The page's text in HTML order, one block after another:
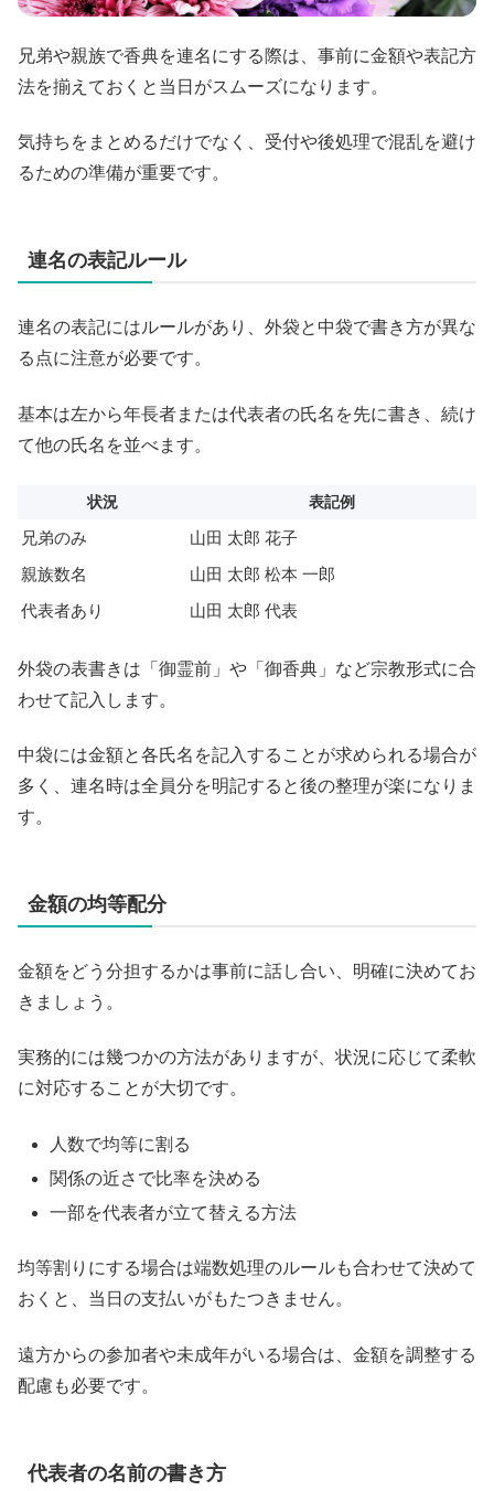
兄弟や親族で香典を連名にする際は、事前に金額や表記方
法を揃えておくと当日がスムーズになります。
気持ちをまとめるだけでなく、受付や後処理で混乱を避け
るための準備が重要です。
連名の表記ルール
連名の表記にはルールがあり、外袋と中袋で書き方が異な
る点に注意が必要です。
基本は左から年長者または代表者の氏名を先に書き、続け
て他の氏名を並べます。
状況 表記例
兄弟のみ
山田 太郎 花子
親族数名
山田 太郎 松本 一郎
代表者あり
山田 太郎 代表
外袋の表書きは「御霊前」や「御香典」など宗教形式に合
わせて記入します。
中袋には金額と各氏名を記入することが求められる場合が
多く、連名時は全員分を明記すると後の整理が楽になりま
す。
金額の均等配分
金額をどう分担するかは事前に話し合い、明確に決めてお
きましょう。
実務的には幾つかの方法がありますが、状況に応じて柔軟
に対応することが大切です。
人数で均等に割る
関係の近さで比率を決める
一部を代表者が立て替える方法
均等割りにする場合は端数処理のルールも合わせて決めて
おくと、当日の支払いがもたつきません。
遠方からの参加者や未成年がいる場合は、金額を調整する
配慮も必要です。
代表者の名前の書き方